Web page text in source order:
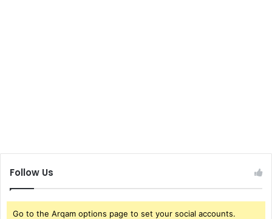
Follow Us
Go to the Arqam options page to set your social accounts.